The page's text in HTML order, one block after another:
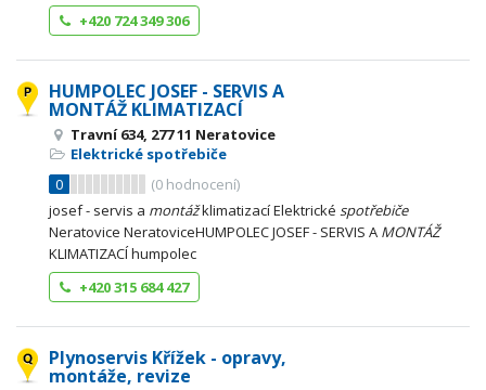
+420 724 349 306
HUMPOLEC JOSEF - SERVIS A
MONTÁŽ KLIMATIZACÍ
Travní 634, 277 11 Neratovice
Elektrické spotřebiče
0
(0 hodnocení)
josef - servis a montážklimatizací Elektrické spotřebiče
Neratovice NeratoviceHUMPOLEC JOSEF - SERVIS A MONTÁŽ
KLIMATIZACÍ humpolec
+420 315 684 427
Plynoservis Křížek - opravy,
montáže, revize